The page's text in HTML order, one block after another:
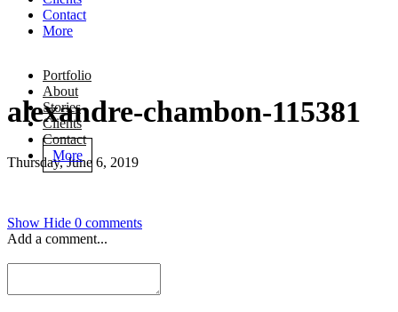
Contact
More
Portfolio
About
Stories
Clients
Contact
More
alexandre-chambon-115381
Thursday, June 6, 2019
Show Hide 0 comments
Add a comment...